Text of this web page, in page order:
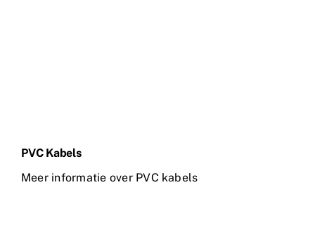
PVC Kabels
Meer informatie over PVC kabels